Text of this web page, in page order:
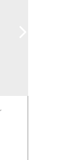
,